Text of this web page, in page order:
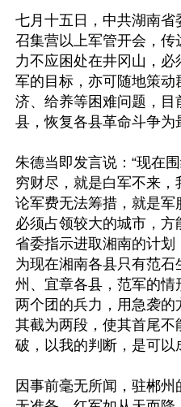
七月十五日，中共湖南省
召集营以上军管开会，
力不应困处在井冈山，必
军的目标，亦可随地策
济、给养等困难问题，
县，恢复各县革命斗争为
朱德当即发言说：“现在
穷财尽，就是白军不来
论军费无法筹措，就是
必须占领较大的城市，方
省委指示进取湘南的计划
为现在湘南各县只有范
州、宜章各县，范军的
两个团的兵力，用急袭
其截为两段，使其首尾
破，以我的判断，是可以
因事前毫无所闻，驻郴